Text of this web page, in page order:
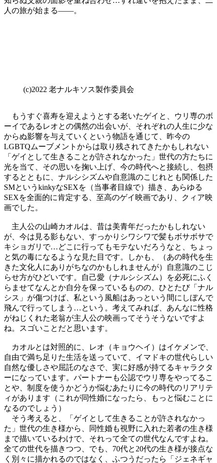
人の旅が始まる――。
(c)2022 老ナルキソス製作委員会
もうすぐ喜寿を迎えようとする老いたゲイと、ウリ専のボ
ーイであるレオとの偶然の出会いが、それぞれの人生に少な
からぬ影響を与えていくという物語を通じて、昨今の
LGBTQムーブメントからは取り残されてきたかもしれない
「ゲイとして生きることが許されなかった」世代の方たちに
光を当て、その思いを掬い上げ、今の時代へと接続し、包摂
するとともに、ナルシシズムや自意識のこじれとも関係した
SMというkinkyなSEXを（当事者目線で）描き、あらゆる
SEXを全面的に肯定する、至高のゲイ映画であり、クィア映
画でした。
主人公の山崎カオルは、昔は美青年だったかもしれない
が、今は見る影もない、すっかりシワシワで髪もボサボサで
キショガリで…どこに行ってもモテないだろうなと、ちょっ
と気の毒になるような見た目です。しかも、（あの時代を生
きた文化人にありがちなのかもしれませんが）自意識のこじ
らせ方がひどいです。自己愛（ナルシシズム）を必死にふく
らませてなんとか自分を保っているものの、ひとたび「ナル
シス」が傷つけば、私という風船はあっという間にしぼんで
飛んで行ってしまう…という。考えてみれば、あんなに性格
がねじくれた老翁が主人公の映画ってそうそうないですよ
ね。スゴいことだと思います。
カオルとは対照的に、レオ（キョウヘイ）はイケメンで、
自由で満ち足りた生活を送っていて、イマドキの世代らしい
自然な優しさや屈託のなさで、実に好感が持てるキャラクタ
ーになっています。パートナーも公認でウリ専をやってるこ
とや、制度を使うかどうか悩むあたりに今の時代のリアリテ
ィがあります（これが同性婚になったら、もっと悩むことに
なるのでしょう）
そう考えると、「ゲイとして生きることが許されなかっ
た」世代の生き様から、同性婚も視野に入れた若者の生き様
まで描いているわけで、それって全ての世代なんですよね。
全ての世代を描きつつ、でも、70代と20代の生き様が接点な
く別々に描かれるのではなく、ふつうだったら「ジェネギャ